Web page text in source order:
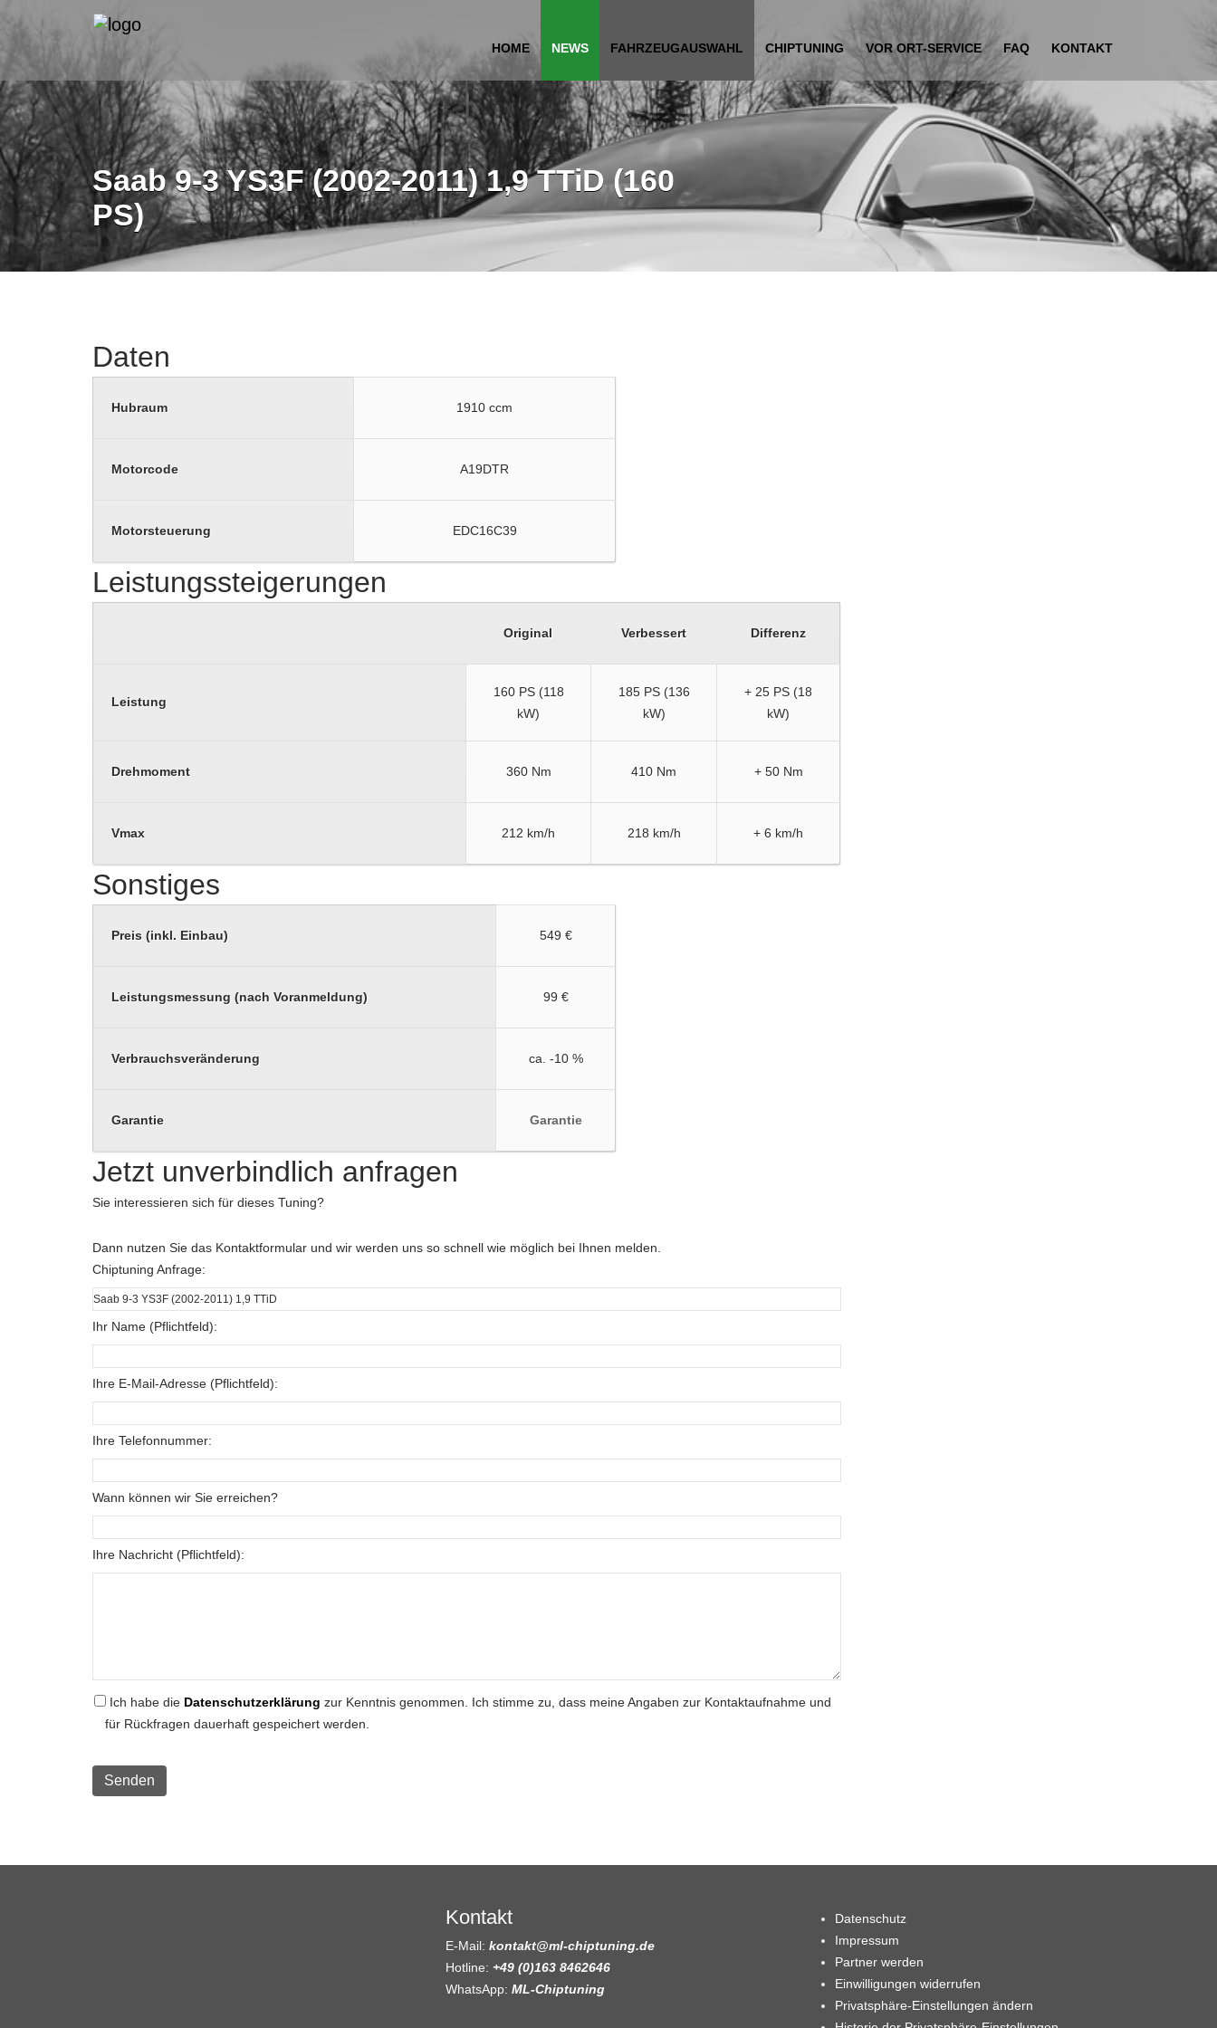
HOME NEWS FAHRZEUGAUSWAHL CHIPTUNING VOR ORT-SERVICE FAQ KONTAKT
Saab 9-3 YS3F (2002-2011) 1,9 TTiD (160
PS)
Daten
Hubraum 1910 ccm
Motorcode A19DTR
Motorsteuerung EDC16C39
Leistungssteigerungen
Original Verbessert Differenz
Leistung
160 PS (118
kW)
185 PS (136
kW)
+ 25 PS (18
kW)
Drehmoment 360 Nm 410 Nm + 50 Nm
Vmax 212 km/h 218 km/h + 6 km/h
Sonstiges
Preis (inkl. Einbau) 549 €
Leistungsmessung (nach Voranmeldung) 99 €
Verbrauchsveränderung ca. -10 %
Garantie Garantie
Jetzt unverbindlich anfragen
Sie interessieren sich für dieses Tuning?
Dann nutzen Sie das Kontaktformular und wir werden uns so schnell wie möglich bei Ihnen melden.
Chiptuning Anfrage:
Ihr Name (Pflichtfeld):
Ihre E-Mail-Adresse (Pflichtfeld):
Ihre Telefonnummer:
Wann können wir Sie erreichen?
Ihre Nachricht (Pflichtfeld):
Ich habe die Datenschutzerklärung zur Kenntnis genommen. Ich stimme zu, dass meine Angaben zur Kontaktaufnahme und
für Rückfragen dauerhaft gespeichert werden.
Kontakt
E-Mail: kontakt@ml-chiptuning.de
Hotline: +49 (0)163 8462646
WhatsApp: ML-Chiptuning
Datenschutz
Impressum
Partner werden
Einwilligungen widerrufen
Privatsphäre-Einstellungen ändern